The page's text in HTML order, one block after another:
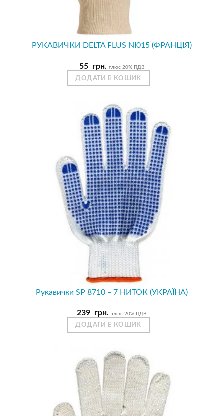
РУКАВИЧКИ DELTA PLUS NI015 (ФРАНЦІЯ)
55 грн. плюс 20% ПДВ
ДОДАТИ В КОШИК
Рукавички SP 8710 – 7 НИТОК (УКРАЇНА)
239 грн. плюс 20% ПДВ
ДОДАТИ В КОШИК